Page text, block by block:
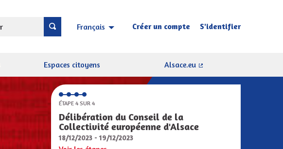
Français Choisir la langue Sprache wählen
Créer un compte S'identifier
Espaces citoyens
Alsace.eu
ÉTAPE 4 SUR 4
Délibération du Conseil de la
Collectivité européenne d'Alsace
18/12/2023 - 19/12/2023